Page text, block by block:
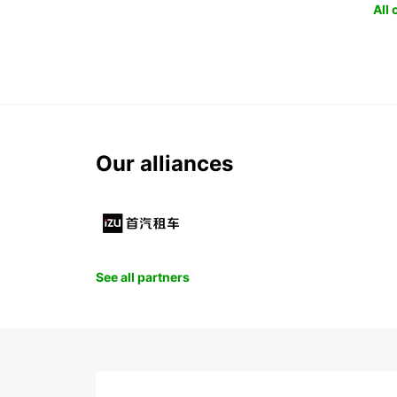
All
Our alliances
See all partners